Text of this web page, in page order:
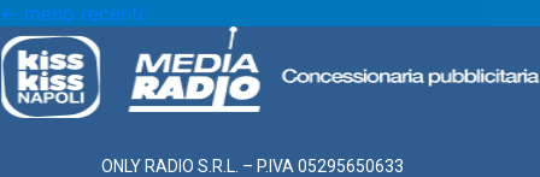
← meno recenti
ONLY RADIO S.R.L. – P.IVA 05295650633